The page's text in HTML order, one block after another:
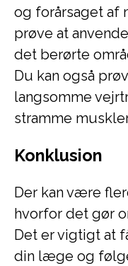
og forårsaget af
prøve at
det berørte
Du kan også
langsomme
stramme
Konklusion
Der kan være
hvorfor det gør
Det er vigtigt at
din læge og